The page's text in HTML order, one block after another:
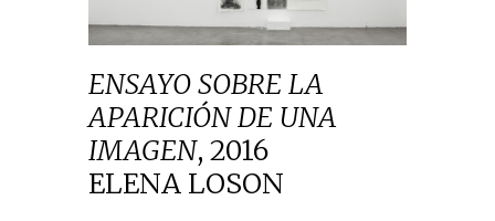
ENSAYO SOBRE LA
APARICIÓN DE UNA
IMAGEN, 2016
ELENA LOSON